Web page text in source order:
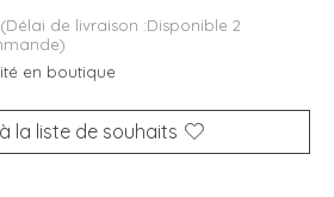
(Délai de livraison :Disponible 2
en boutique
la liste de souhaits